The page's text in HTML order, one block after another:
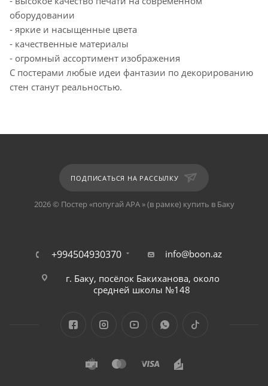
оборудовании
- яркие и насыщенные цвета
- качественные материалы
- огромный ассортимент изображения
С постерами любые идеи фантазии по декорированию
стен станут реальностью.
ПОДПИСАТЬСЯ НА РАССЫЛКУ
2026 © Постер «попугай АРА » (в рамке) купить в Баку
+994504930370 info@boon.az
г. Баку, посёлок Бакиханова, около
средней школы №148